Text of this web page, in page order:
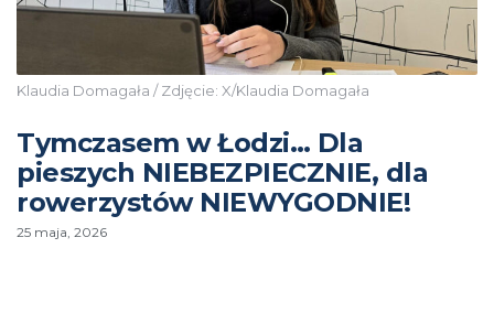
Klaudia Domagała / Zdjęcie: X/Klaudia Domagała
Tymczasem w Łodzi… Dla
pieszych NIEBEZPIECZNIE, dla
rowerzystów NIEWYGODNIE!
25 maja, 2026